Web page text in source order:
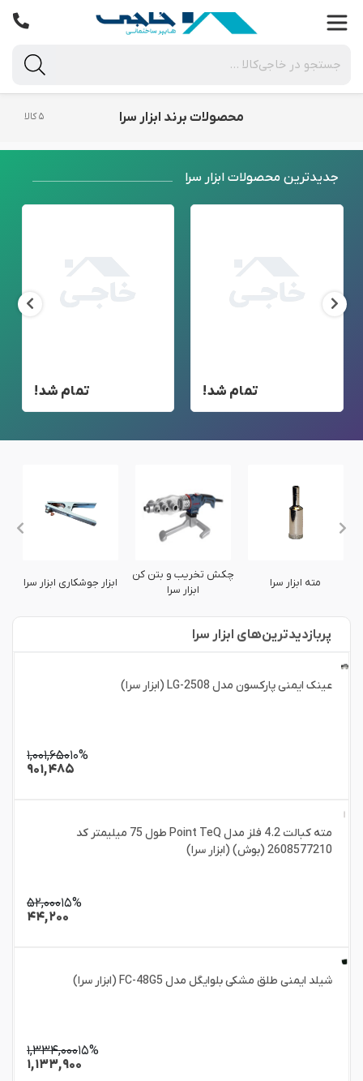
محصولات برند ابزار سرا ۵ کالا
جدید‌ترین محصولات ابزار سرا
تمام شد! تمام شد!
مته ابزار سرا
چکش تخریب و بتن کن
ابزار سرا
ابزار جوشکاری ابزار سرا
پربازدید‌ترین‌های ابزار سرا
عینک ایمنی پارکسون مدل LG-2508 (ابزار سرا)
۱,۰۰۱,۶۵۰۱۰%
۹۰۱,۴۸۵
مته کبالت 4.2 فلز مدل Point TeQ طول 75 میلیمتر کد
2608577210 (بوش) (ابزار سرا)
۵۲,۰۰۰۱۵%
۴۴,۲۰۰
شیلد ایمنی طلق مشکی بلوایگل مدل FC-48G5 (ابزار سرا)
۱,۳۳۴,۰۰۰۱۵%
۱,۱۳۳,۹۰۰